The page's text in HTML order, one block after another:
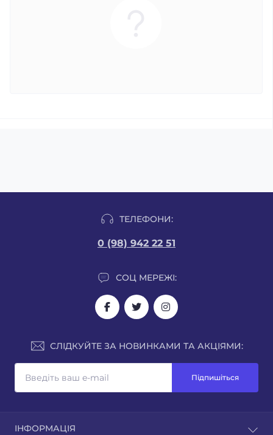
ТЕЛЕФОНИ:
0 (98) 942 22 51
СОЦ МЕРЕЖІ:
СЛІДКУЙТЕ ЗА НОВИНКАМИ ТА АКЦІЯМИ:
Підпишіться
ІНФОРМАЦІЯ